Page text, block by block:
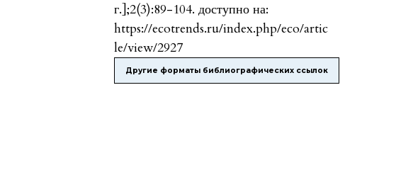
г.];2(3):89-104. доступно на:
https://ecotrends.ru/index.php/eco/artic
le/view/2927
Другие форматы библиографических ссылок